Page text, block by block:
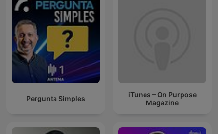
Pergunta Simples
iTunes – On Purpose
Magazine